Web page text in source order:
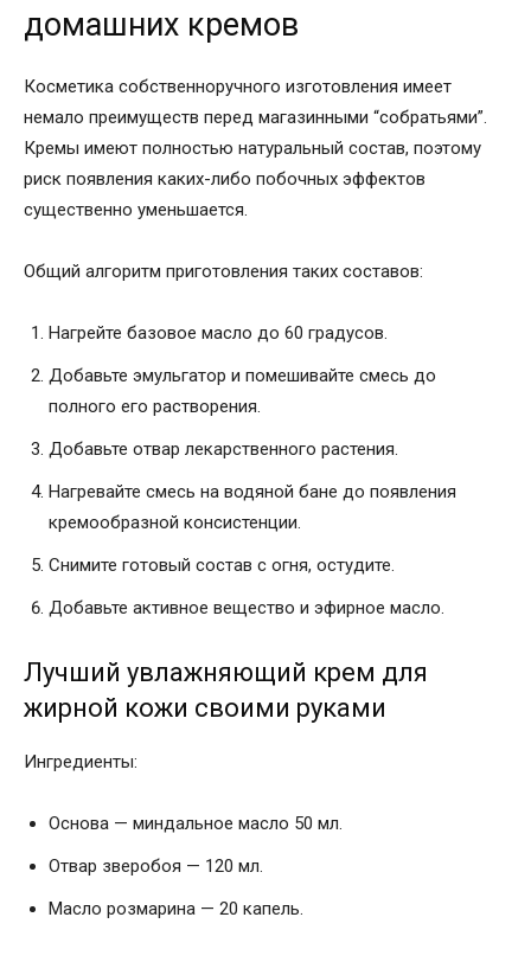
домашних кремов
Косметика собственноручного изготовления имеет
немало преимуществ перед магазинными “собратьями”.
Кремы имеют полностью натуральный состав, поэтому
риск появления каких-либо побочных эффектов
существенно уменьшается.
Общий алгоритм приготовления таких составов:
Нагрейте базовое масло до 60 градусов.
Добавьте эмульгатор и помешивайте смесь до
полного его растворения.
Добавьте отвар лекарственного растения.
Нагревайте смесь на водяной бане до появления
кремообразной консистенции.
Снимите готовый состав с огня, остудите.
Добавьте активное вещество и эфирное масло.
Лучший увлажняющий крем для
жирной кожи своими руками
Ингредиенты:
Основа — миндальное масло 50 мл.
Отвар зверобоя — 120 мл.
Масло розмарина — 20 капель.